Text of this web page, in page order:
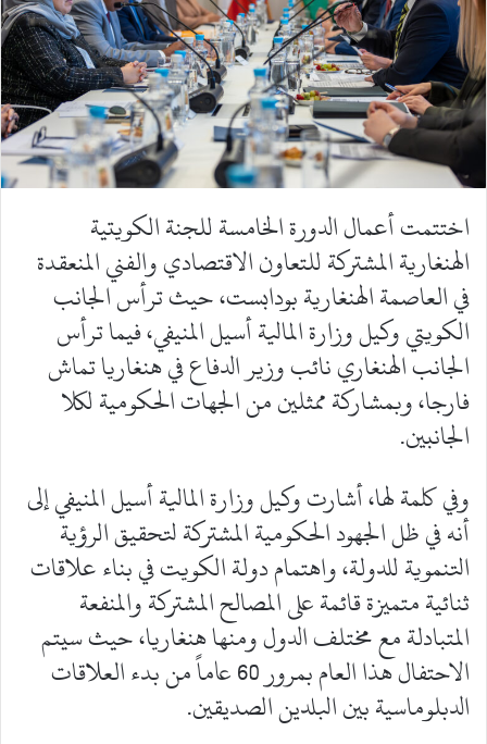
اختتمت أعمال الدورة الخامسة للجنة الكويتية
الهنغارية المشتركة للتعاون الاقتصادي والفني المنعقدة
في العاصمة الهنغارية بودابست، حيث ترأس الجانب
الكويتي وكيل وزارة المالية أسيل المنيفي، فيما ترأس
الجانب الهنغاري نائب وزير الدفاع في هنغاريا تماش
فارجا، وبمشاركة ممثلين من الجهات الحكومية لكلا
الجانبين.
وفي كلمة لها، أشارت وكيل وزارة المالية أسيل المنيفي إلى
أنه في ظل الجهود الحكومية المشتركة لتحقيق الرؤية
التنموية للدولة، واهتمام دولة الكويت في بناء علاقات
ثنائية متميزة قائمة على المصالح المشتركة والمنفعة
المتبادلة مع مختلف الدول ومنها هنغاريا، حيث سيتم
الاحتفال هذا العام بمرور 60 عاماً من بدء العلاقات
الدبلوماسية بين البلدين الصديقين.